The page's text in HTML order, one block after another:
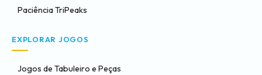
Paciência TriPeaks
EXPLORAR JOGOS
Jogos de Tabuleiro e Peças